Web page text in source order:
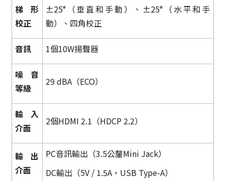
梯形
校正
±25°（垂直和手動）、±25°（水平和手
動）、四角校正
音訊 1個10W揚聲器
噪音
等級
29 dBA（ECO）
輸入
介面
2個HDMI 2.1（HDCP 2.2）
輸出
介面
PC音訊輸出（3.5公釐Mini Jack）
DC輸出（5V / 1.5A，USB Type-A）